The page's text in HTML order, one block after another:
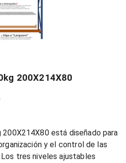
200X214X80
está diseñado para
y el control de las
tres niveles ajustables